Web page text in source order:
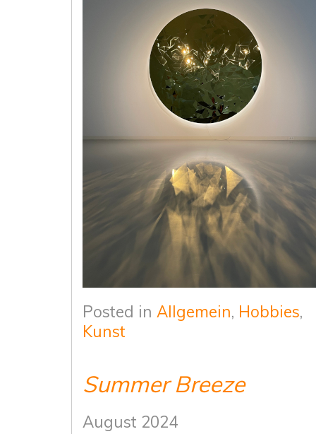
Posted in Allgemein, Hobbies,
Kunst
Summer Breeze
August 2024